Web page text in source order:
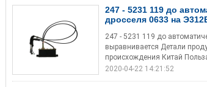
247 - 5231 119 до
дросселя 0633 на
247 - 5231 119 до
выравнивается Детали
происхождения Китай
2020-04-22 14:21:52